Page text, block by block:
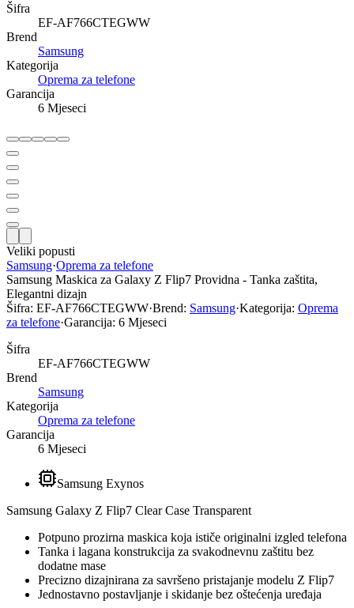
Šifra
EF-AF766CTEGWW
Brend
Samsung
Kategorija
Oprema za telefone
Garancija
6 Mjeseci
Veliki popusti
Samsung·Oprema za telefone
Samsung Maskica za Galaxy Z Flip7 Providna - Tanka zaštita,
Elegantni dizajn
Šifra: EF-AF766CTEGWW·Brend: Samsung·Kategorija: Oprema
za telefone·Garancija: 6 Mjeseci
Šifra
EF-AF766CTEGWW
Brend
Samsung
Kategorija
Oprema za telefone
Garancija
6 Mjeseci
Samsung Exynos
Samsung Galaxy Z Flip7 Clear Case Transparent
Potpuno prozirna maskica koja ističe originalni izgled telefona
Tanka i lagana konstrukcija za svakodnevnu zaštitu bez
dodatne mase
Precizno dizajnirana za savršeno pristajanje modelu Z Flip7
Jednostavno postavljanje i skidanje bez oštećenja uređaja